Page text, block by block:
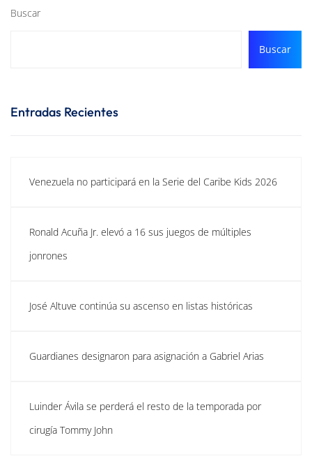
Buscar
Buscar
Entradas Recientes
Venezuela no participará en la Serie del Caribe Kids 2026
Ronald Acuña Jr. elevó a 16 sus juegos de múltiples
jonrones
José Altuve continúa su ascenso en listas históricas
Guardianes designaron para asignación a Gabriel Arias
Luinder Ávila se perderá el resto de la temporada por
cirugía Tommy John